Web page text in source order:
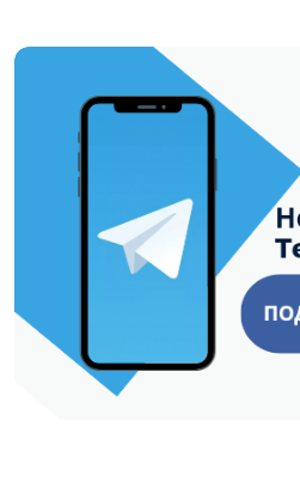
https://t.me/minskctvby